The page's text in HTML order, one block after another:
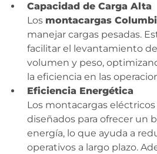
Capacidad de Carga Alta
Los montacargas
manejar cargas pesadas.
facilitar el levantamiento
volumen y peso,
la eficiencia en las
Eficiencia Energética
Los montacargas
diseñados para ofrecer un
energía, lo que ayuda a
operativos a largo plazo.